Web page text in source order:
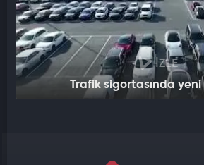
İZLE
Trafik sigortasında yeni